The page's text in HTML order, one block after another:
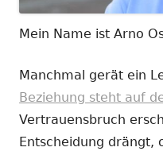
Mein Name ist Arno
Manchmal gerät ein
Beziehung steht auf
Vertrauensbruch
Entscheidung drängt,